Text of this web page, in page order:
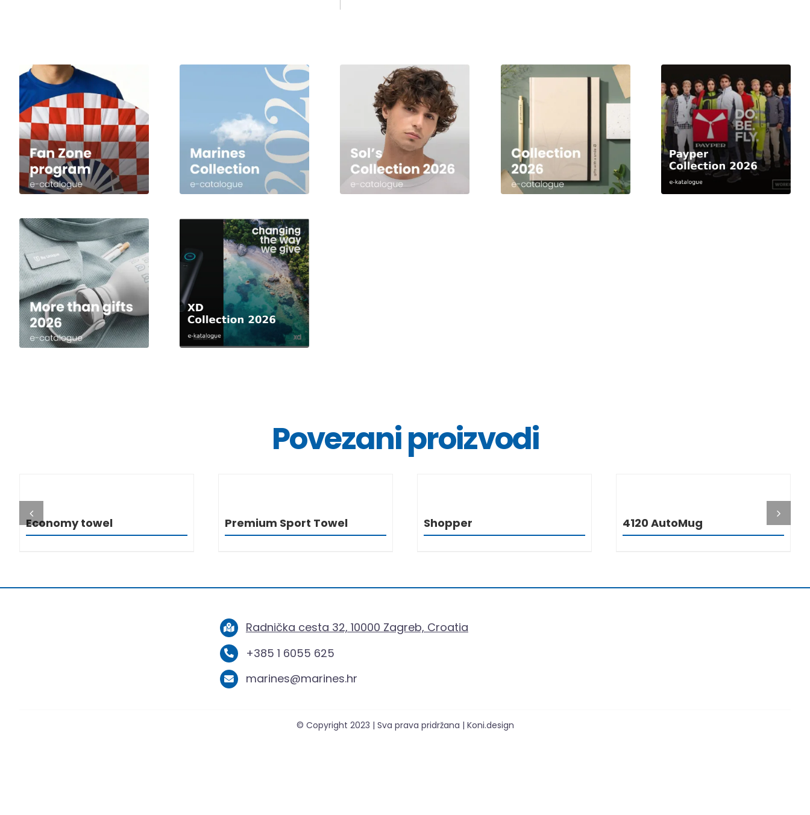
Povezani proizvodi
Economy towel Premium Sport Towel Shopper 4120 AutoMug
Radnička cesta 32, 10000 Zagreb, Croatia
+385 1 6055 625
marines@marines.hr
© Copyright 2023 | Sva prava pridržana | Koni.design